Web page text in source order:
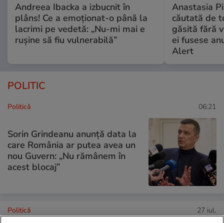
Andreea Ibacka a izbucnit în
plâns! Ce a emoționat-o până la
lacrimi pe vedetă: „Nu-mi mai e
rușine să fiu vulnerabilă”
Anastasia
căutată de
găsită fără
ei fusese
Alert
POLITIC
Politică 06:21
Sorin Grindeanu anunță data la
care România ar putea avea un
nou Guvern: „Nu rămânem în
acest blocaj”
Politică 27 iul.